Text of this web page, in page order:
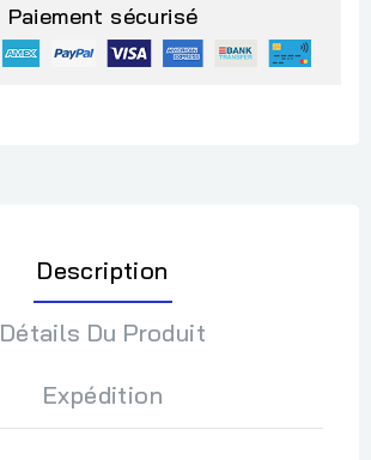
Paiement sécurisé
Description
Détails Du Produit
Expédition